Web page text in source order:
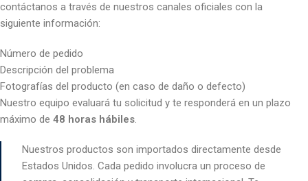
contáctanos a través de nuestros canales oficiales con la
siguiente información:
Número de pedido
Descripción del problema
Fotografías del producto (en caso de daño o defecto)
Nuestro equipo evaluará tu solicitud y te responderá en un plazo
máximo de 48 horas hábiles.
Nuestros productos son importados directamente desde
Estados Unidos. Cada pedido involucra un proceso de